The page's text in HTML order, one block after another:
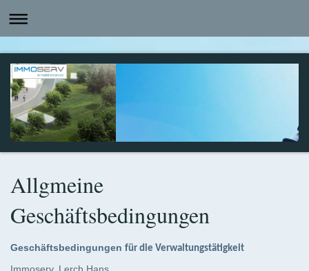
Allgmeine
Geschäftsbedingungen
Geschäftsbedingungen für die Verwaltungstätigkeit